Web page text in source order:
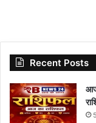
Recent Posts